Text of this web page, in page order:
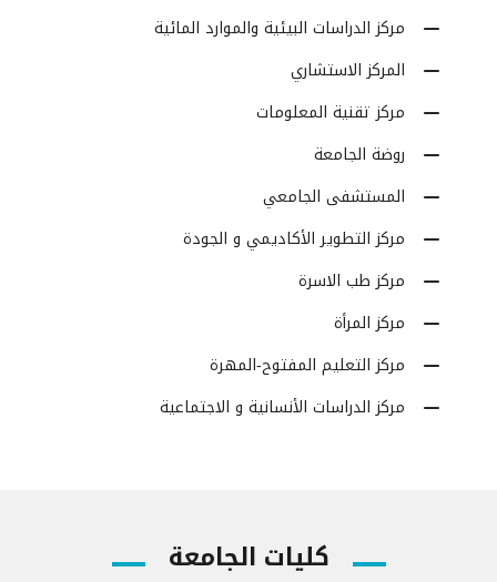
مركز الدراسات البيئية والموارد المائية
المركز الاستشاري
مركز تقنية المعلومات
روضة الجامعة
المستشفى الجامعي
مركز التطوير الأكاديمي و الجودة
مركز طب الاسرة
مركز المرأة
مركز التعليم المفتوح-المهرة
مركز الدراسات الأنسانية و الاجتماعية
كليات الجامعة